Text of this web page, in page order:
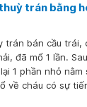
trán bằng
trán bán cầu trái,
đã mổ 1 lần.
1 phần nhỏ nằm
về cháu có sự